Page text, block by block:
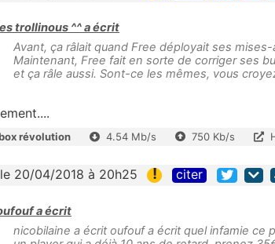
trollinous ^^ a écrit
Avant, ça râlait quand Free déployait ses
Maintenant, Free fait en sorte de corriger ses
et ça râle aussi. Sont-ce les mêmes, vous
révolution 4.54 Mb/s 750 Kb/s
20/04/2018 à 20h25 ! citer
a écrit
nicobilaine a écrit oufouf a écrit quel infamie ce